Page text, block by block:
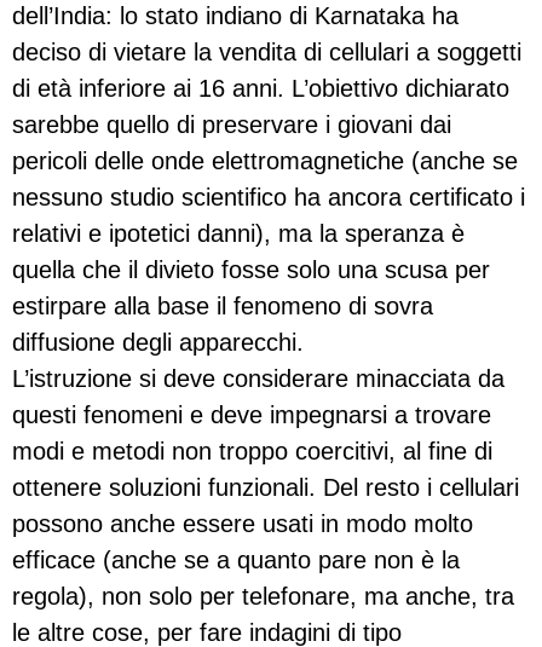
dell’India: lo stato indiano di Karnataka ha
deciso di vietare la vendita di cellulari a soggetti
di età inferiore ai 16 anni. L’obiettivo dichiarato
sarebbe quello di preservare i giovani dai
pericoli delle onde elettromagnetiche (anche se
nessuno studio scientifico ha ancora certificato i
relativi e ipotetici danni), ma la speranza è
quella che il divieto fosse solo una scusa per
estirpare alla base il fenomeno di sovra
diffusione degli apparecchi.
L’istruzione si deve considerare minacciata da
questi fenomeni e deve impegnarsi a trovare
modi e metodi non troppo coercitivi, al fine di
ottenere soluzioni funzionali. Del resto i cellulari
possono anche essere usati in modo molto
efficace (anche se a quanto pare non è la
regola), non solo per telefonare, ma anche, tra
le altre cose, per fare indagini di tipo